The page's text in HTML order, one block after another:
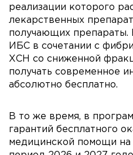
реализации которого
лекарственных
получающих препараты.
ИБС в сочетании с
ХСН со сниженной
получать современное
абсолютно бесплатно.
В то же время, в
гарантий бесплатного
медицинской помощи на